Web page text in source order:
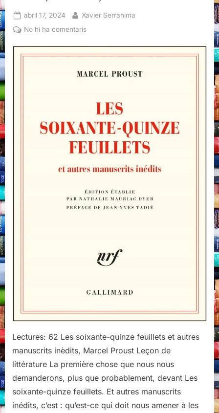
Posted
on
abril 17, 2024 By
Xavier Serrahima
No hi ha comentarisa
feuillets,
Gallimard,
Lectures: 62 Les soixante-quinze feuillets et autres
manuscrits inèdits, Marcel Proust Leçon de
littérature La première chose que nous nous
demanderons, plus que probablement, devant Les
soixante-quinze feuillets. Et autres manuscrits
inédits, c’est : qu’est-ce qui doit nous amener à les